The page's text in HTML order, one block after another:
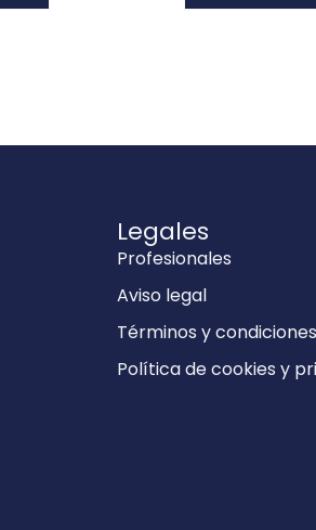
Legales
Profesionales
Aviso legal
Términos y condiciones
Política de cookies y